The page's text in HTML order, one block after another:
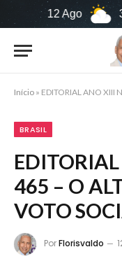
36°C
Início » EDITORIAL ANO XIII
BRASIL
465 – O
VOTO
PorFlorisvaldo